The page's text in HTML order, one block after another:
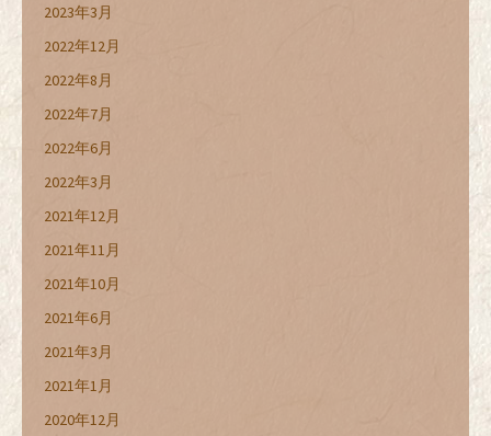
2023年3月
2022年12月
2022年8月
2022年7月
2022年6月
2022年3月
2021年12月
2021年11月
2021年10月
2021年6月
2021年3月
2021年1月
2020年12月